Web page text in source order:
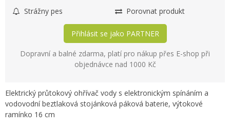
Strážny pes Porovnat produkt
Přihlásit se jako PARTNER
Dopravní a balné zdarma, platí pro nákup přes E-shop při
objednávce nad 1000 Kč
Elektrický průtokový ohřívač vody s elektronickým spínáním a
vodovodní beztlaková stojánková páková baterie, výtokové
ramínko 16 cm